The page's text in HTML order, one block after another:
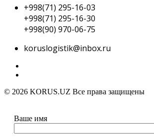
+998(71) 295-16-03
+998(71) 295-16-30
+998(90) 970-06-75
koruslogistik@inbox.ru
© 2026 KORUS.UZ Все права защищены
Ваше имя